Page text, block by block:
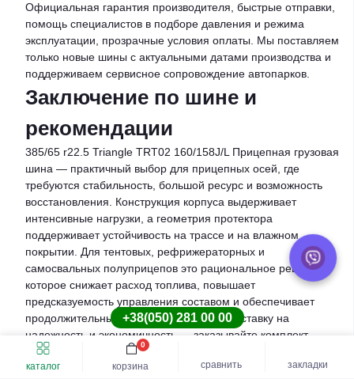
каталог сравнить закладки
корзина
0
Быстрый заказ
Официальная гарантия производителя, быстрые отправки,
помощь специалистов в подборе давления и режима
эксплуатации, прозрачные условия оплаты. Мы поставляем
только новые шины с актуальными датами производства и
поддерживаем сервисное сопровождение автопарков.
Заключение по шине и
рекомендации
385/65 r22.5 Triangle TRT02 160/158J/L Прицепная грузовая
шина — практичный выбор для прицепных осей, где
требуются стабильность, большой ресурс и возможность
восстановления. Конструкция корпуса выдерживает
интенсивные нагрузки, а геометрия протектора
поддерживает устойчивость на трассе и на влажном
покрытии. Для тентовых, рефрижераторных и
самосвальных полуприцепов это рациональное решение,
которое снижает расход топлива, повышает
предсказуемость управления составом и обеспечивает
продолжительный срок службы. Делайте ставку на
надежность и экономичность — заказывайте комплект
сегодня, чтобы получить выгоду на всем жизненном цикле
шины.
+38(050) 281 00 00